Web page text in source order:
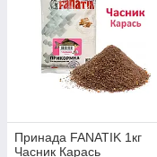
Принада FANATIK 1кг
Часник Карась